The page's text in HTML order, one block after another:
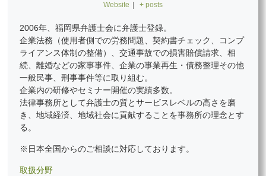
Website + posts
2006年、福岡県弁護士会に弁護士登録。
企業法務（使用者側での労務問題、契約書チェック、コンプ
ライアンス体制の整備）、交通事故での損害賠償請求、相
続、離婚などの家事事件、企業の事業再生・債務整理その他
一般民事、刑事事件等に取り組む。
企業内の研修やセミナー開催の実績多数。
法律事務所として弁護士の質とサービスレベルの高さを磨
き、地域経済、地域社会に貢献することを事務所の理念とす
る。
※日本全国からのご相談に対応しております。
取扱分野